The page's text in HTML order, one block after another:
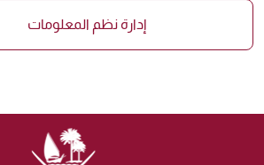
إدارة نظم المعلومات